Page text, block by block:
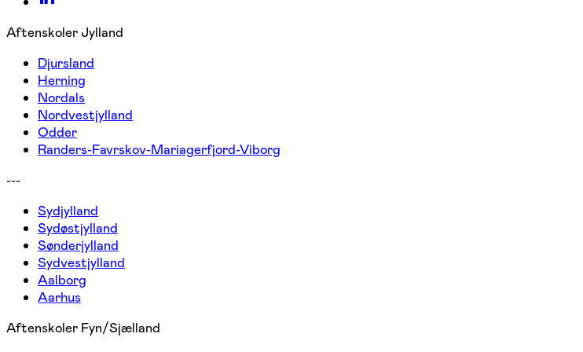
Aftenskoler Jylland
Djursland
Herning
Nordals
Nordvestjylland
Odder
Randers-Favrskov-Mariagerfjord-Viborg
---
Sydjylland
Sydøstjylland
Sønderjylland
Sydvestjylland
Aalborg
Aarhus
Aftenskoler Fyn/Sjælland